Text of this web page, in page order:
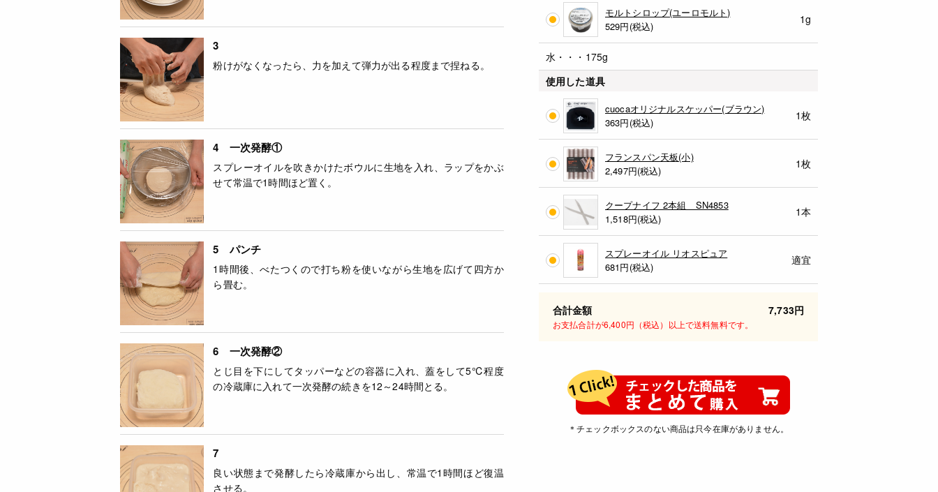
モルトシロップ(ユーロモルト)
529円(税込)
1g
水・・・175g
使用した道具
cuocaオリジナルスケッパー(ブラウン)
363円(税込)
1枚
フランスパン天板(小)
2,497円(税込)
1枚
クープナイフ 2本組 SN4853
1,518円(税込)
1本
スプレーオイル リオスピュア
681円(税込)
適宜
合計金額 7,733円
お支払合計が6,400円（税込）以上で送料無料です。
＊チェックボックスのない商品は只今在庫がありません。
3
粉けがなくなったら、力を加えて弾力が出る程度まで捏ねる。
4 一次発酵①
スプレーオイルを吹きかけたボウルに生地を入れ、ラップをかぶ
せて常温で1時間ほど置く。
5 パンチ
1時間後、べたつくので打ち粉を使いながら生地を広げて四方か
ら畳む。
6 一次発酵②
とじ目を下にしてタッパーなどの容器に入れ、蓋をして5℃程度
の冷蔵庫に入れて一次発酵の続きを12～24時間とる。
7
良い状態まで発酵したら冷蔵庫から出し、常温で1時間ほど復温
させる。